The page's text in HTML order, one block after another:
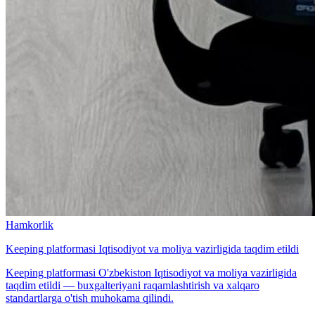
Hamkorlik
Keeping platformasi Iqtisodiyot va moliya vazirligida taqdim etildi
Keeping platformasi O'zbekiston Iqtisodiyot va moliya vazirligida
taqdim etildi — buxgalteriyani raqamlashtirish va xalqaro
standartlarga o'tish muhokama qilindi.